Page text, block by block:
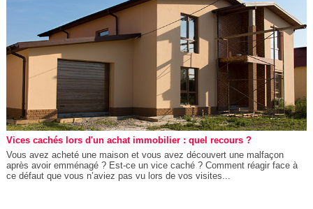
Vices cachés lors d'un achat immobilier : quel recours ?
Vous avez acheté une maison et vous avez découvert une malfaçon
après avoir emménagé ? Est-ce un vice caché ? Comment réagir face à
ce défaut que vous n’aviez pas vu lors de vos visites...